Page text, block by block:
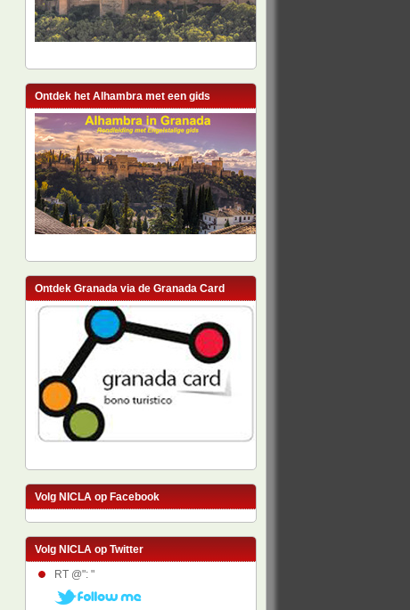
Ontdek het Alhambra met een gids
Ontdek Granada via de Granada Card
Volg NICLA op Facebook
Volg NICLA op Twitter
RT @": "